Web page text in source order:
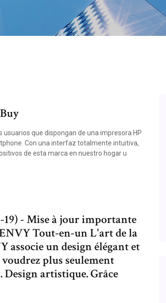
que dispongan de una impresora HP
Con una interfaz totalmente intuitiva,
de esta marca en nuestro hogar u
- Mise à jour importante
Tout-en-un L'art de la
un design élégant et
plus seulement
artistique. Grâce